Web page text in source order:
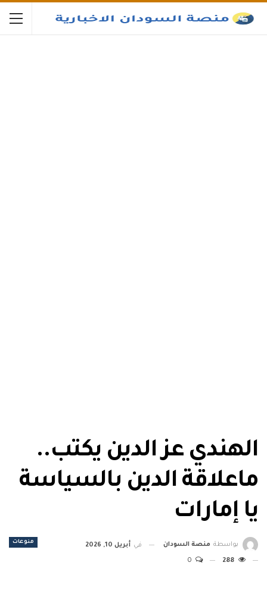
الهندي عز الدين يكتب..
ماعلاقة الدين بالسياسة
يا إمارات
منوعات بواسطة منصة السودان في أبريل 10, 2026
288